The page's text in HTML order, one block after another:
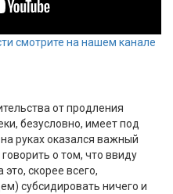
смотрите на нашем канале
от продления
безусловно, имеет под
руках оказался важный
о том, что ввиду
скорее всего,
субсидировать ничего и